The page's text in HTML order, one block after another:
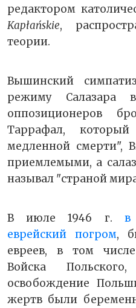
редактором
Kapłańskie,
теории.
Вышинский
режиму Салазара
оппозиционеров
Таррафал,
медленной смерти",
приемлемыми, а
называл "страной
В июле 1946 г. в
еврейский погром,
евреев, в том
Войска
освобождение
жертв были